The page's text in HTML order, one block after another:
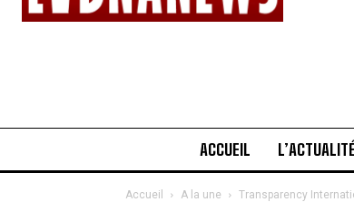
ACCUEIL
Accueil A la une Transparency